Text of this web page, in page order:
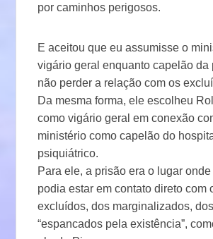
por caminhos perigosos.
E aceitou que eu assumisse o
vigário geral enquanto capelão da
não perder a relação com os
Da mesma forma, ele escolheu
como vigário geral em conexão
ministério como capelão do
psiquiátrico.
Para ele, a prisão era o lugar onde
podia estar em contato direto com
excluídos, dos marginalizados, dos
“espancados pela existência”,